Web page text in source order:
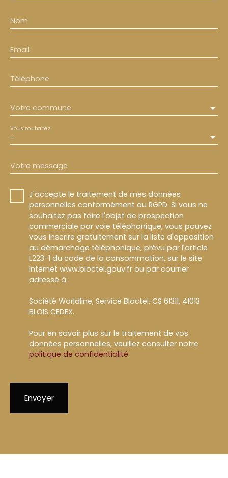
Nom
Email
Téléphone
Votre commune
-
Vous souhaitez
Votre message
J'accepte le traitement de mes données
personnelles conformément au RGPD. Si vous ne
souhaitez pas faire l'objet de prospection
commerciale par voie téléphonique, vous pouvez
vous inscrire gratuitement sur la liste d'opposition
au démarchage téléphonique, prévu par l'article
L223-1 du code de la consommation, sur le site
Internet www.bloctel.gouv.fr ou par courrier
adressé à :
Société Worldline, Service Bloctel, CS 61311, 41013
BLOIS CEDEX.
Pour en savoir plus sur le traitement de vos
données personnelles, veuillez consulter notre
politique de confidentialité.
Envoyer